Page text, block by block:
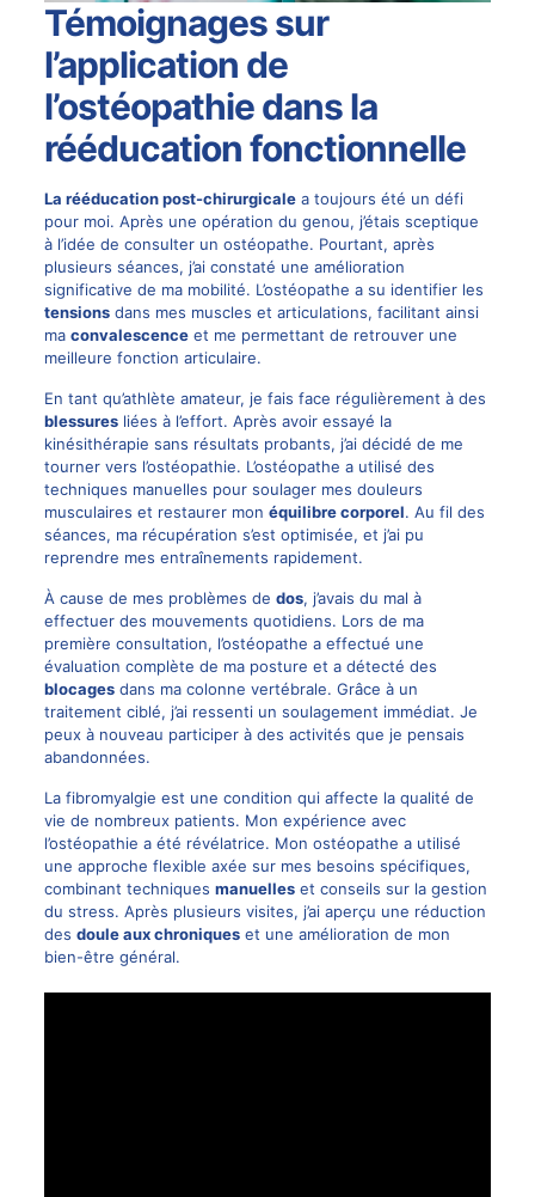
Témoignages sur
l’application de
l’ostéopathie dans la
rééducation fonctionnelle
La rééducation post-chirurgicalea toujours été un défi
pour moi. Après une opération du genou, j’étais sceptique
à l’idée de consulter un ostéopathe. Pourtant, après
plusieurs séances, j’ai constaté une amélioration
significative de ma mobilité. L’ostéopathe a su identifier les
tensionsdans mes muscles et articulations, facilitant ainsi
ma convalescenceet me permettant de retrouver une
meilleure fonction articulaire.
En tant qu’athlète amateur, je fais face régulièrement à des
blessuresliées à l’effort. Après avoir essayé la
kinésithérapie sans résultats probants, j’ai décidé de me
tourner vers l’ostéopathie. L’ostéopathe a utilisé des
techniques manuelles pour soulager mes douleurs
musculaires et restaurer mon équilibre corporel. Au fil des
séances, ma récupération s’est optimisée, et j’ai pu
reprendre mes entraînements rapidement.
À cause de mes problèmes de dos, j’avais du mal à
effectuer des mouvements quotidiens. Lors de ma
première consultation, l’ostéopathe a effectué une
évaluation complète de ma posture et a détecté des
blocagesdans ma colonne vertébrale. Grâce à un
traitement ciblé, j’ai ressenti un soulagement immédiat. Je
peux à nouveau participer à des activités que je pensais
abandonnées.
La fibromyalgie est une condition qui affecte la qualité de
vie de nombreux patients. Mon expérience avec
l’ostéopathie a été révélatrice. Mon ostéopathe a utilisé
une approche flexible axée sur mes besoins spécifiques,
combinant techniques manuelleset conseils sur la gestion
du stress. Après plusieurs visites, j’ai aperçu une réduction
des doule aux chroniqueset une amélioration de mon
bien-être général.